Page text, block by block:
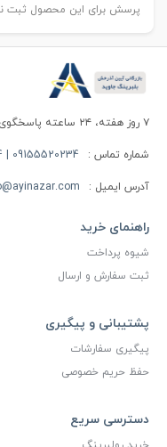
پرسش برای این محصول ثبت
۷ روز هفته، ۲۴ ساعته پاسخگوی شما هستیم.
شماره تماس : 09155520234 | 09155520244
آدرس ایمیل :
راهنمای خرید
شیوه پرداخت
ثبت سفارش و ارسال
پشتیبانی و پیگیری
پیگیری سفارشات
حفظ حریم خصوصی
دسترسی سریع